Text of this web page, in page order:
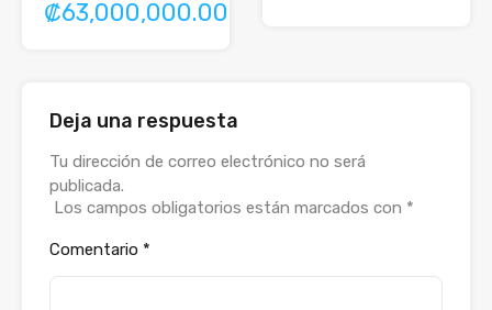
₡63,000,000.00
Deja una respuesta
Tu dirección de correo electrónico no será
publicada.
Los campos obligatorios están marcados con *
Comentario *